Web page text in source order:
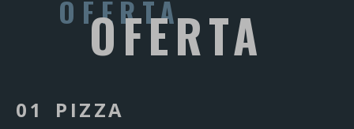
OFERTA
PIZZA